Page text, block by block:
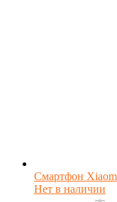
Смартфон
Нет в наличии